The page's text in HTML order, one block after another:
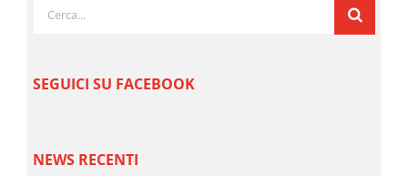
SEGUICI SU FACEBOOK
NEWS RECENTI